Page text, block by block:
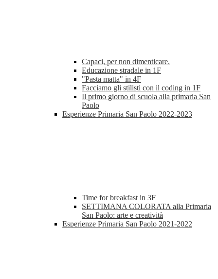
Capaci, per non dimenticare.
Educazione stradale in 1F
"Pasta matta" in 4F
Facciamo gli stilisti con il coding in 1F
Il primo giorno di scuola alla primaria San
Paolo
Esperienze Primaria San Paolo 2022-2023
Time for breakfast in 3F
SETTIMANA COLORATA alla Primaria
San Paolo: arte e creatività
Esperienze Primaria San Paolo 2021-2022